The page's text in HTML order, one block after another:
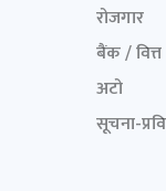
रोजगार
बैंक / वित्त
अटो
सूचना-